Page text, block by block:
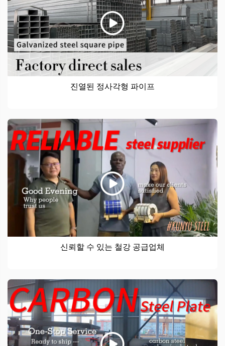
진열된 정사각형 파이프
신뢰할 수 있는 철강 공급업체